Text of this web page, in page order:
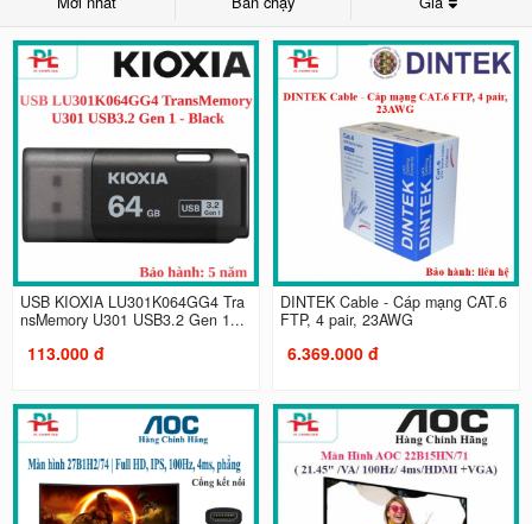
USB KIOXIA LU301K064GG4 Tra
nsMemory U301 USB3.2 Gen 1...
113.000 đ
DINTEK Cable - Cáp mạng CAT.6
FTP, 4 pair, 23AWG
6.369.000 đ